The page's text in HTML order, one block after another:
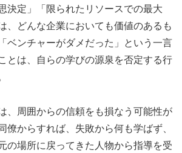
決定」「限られたリソースでの最大
、どんな企業においても価値のあるも
ベンチャーがダメだった」という一言
とは、自らの学びの源泉を否定する行
、周囲からの信頼をも損なう可能性が
僚からすれば、失敗から何も学ばず、
の場所に戻ってきた人物から指導を受